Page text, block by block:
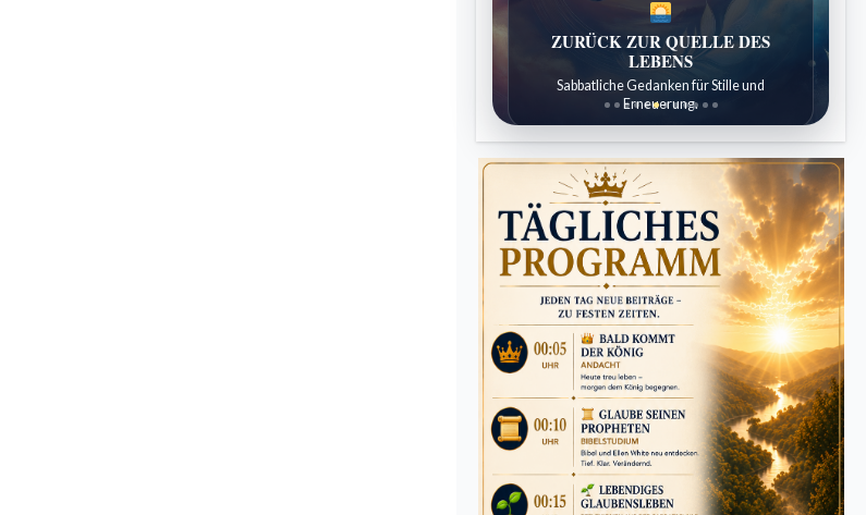
ZURÜCK ZUR QUELLE DES
LEBENS
Sabbatliche Gedanken für Stille und
Erneuerung.